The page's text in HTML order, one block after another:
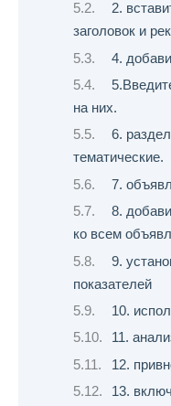
2.
заголовок и
4.
на них.
6.
тематические.
7.
8.
ко всем
9.
показателей
10.
11.
12.
13.